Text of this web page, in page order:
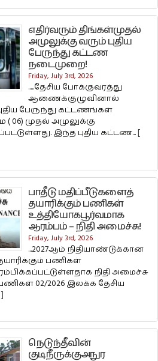
எதிர்வரும் திங்கள்முதல்
அமுலுக்கு வரும் புதிய
பேருந்து கட்டண
நடைமுறை!
Friday, July 3rd, 2026
.....தேசிய போக்குவரத்து
ஆணைக்குழுவினால்
பேருந்து கட்டணங்கள்
( 06) முதல் அமுலுக்கு
இந்த புதிய கட்டண... [
பாதீடு மதிப்பீடுகளைத்
தயாரிக்கும் பணிகள்
உத்தியோகபூர்வமாக
ஆரம்பம் – நிதி அமைச்சு!
Friday, July 3rd, 2026
...2027ஆம் நிதியாண்டுக்கான
பணிகள்
நிதி அமைச்சு
02/2026 இலக்க தேசிய
நெடுந்தீவின்
குடிநீருக்குஅநுர